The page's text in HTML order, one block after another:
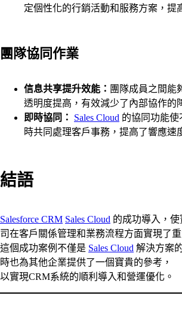
定個性化的行銷活動和服務方案，提
團隊協同作業
信息共享提升效能： 團隊成員之間能
透明度提高，有效減少了內部協作的
即時協同：
Sales Cloud 的協同功能使
時共同處理客戶事務，提高了響應速
結語
Salesforce CRM Sales Cloud 的成功導入，
司在客戶關係管理和業務流程方面實現了重
這個成功案例不僅是 Sales Cloud 解決方案
時也為其他企業提供了一個寶貴的參考，
以實現CRM系統的順利導入和營運優化。